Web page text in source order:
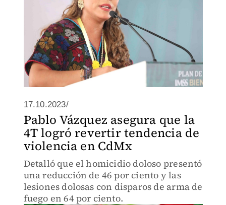
17.10.2023/
Pablo Vázquez asegura que la
4T logró revertir tendencia de
violencia en CdMx
Detalló que el homicidio doloso presentó
una reducción de 46 por ciento y las
lesiones dolosas con disparos de arma de
fuego en 64 por ciento.